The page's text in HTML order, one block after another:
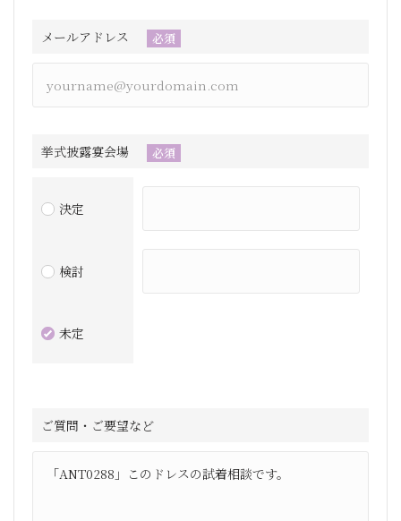
メールアドレス 必須
挙式披露宴会場 必須
決定
検討
未定
ご質問・ご要望など